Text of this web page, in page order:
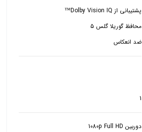
پشتیبانی از Dolby Vision IQ™
ضد انعکاس
1
دوربین 1080p Full HD